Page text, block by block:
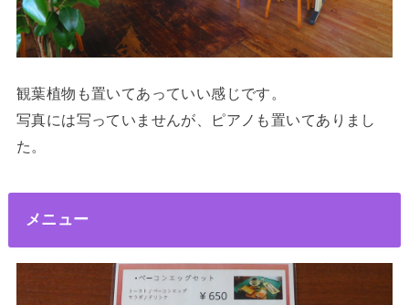
観葉植物も置いてあっていい感じです。
写真には写っていませんが、ピアノも置いてありまし
た。
メニュー